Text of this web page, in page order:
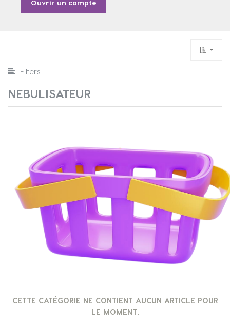
Ouvrir un compte
Filters
NEBULISATEUR
CETTE CATÉGORIE NE CONTIENT AUCUN ARTICLE POUR
LE MOMENT.